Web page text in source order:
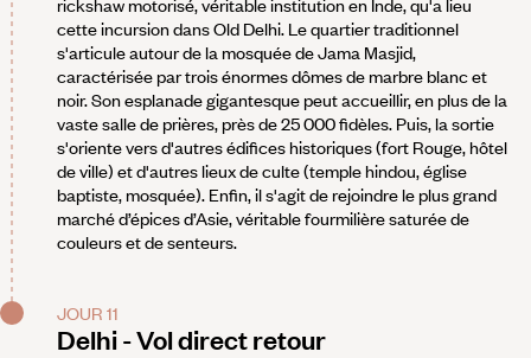
cette incursion dans Old Delhi. Le quartier traditionnel
s'articule autour de la mosquée de Jama Masjid,
caractérisée par trois énormes dômes de marbre blanc et
noir. Son esplanade gigantesque peut accueillir, en plus de la
vaste salle de prières, près de 25 000 fidèles. Puis, la sortie
s'oriente vers d'autres édifices historiques (fort Rouge, hôtel
de ville) et d'autres lieux de culte (temple hindou, église
baptiste, mosquée). Enfin, il s'agit de rejoindre le plus grand
marché d’épices d’Asie, véritable fourmilière saturée de
couleurs et de senteurs.
JOUR 11
Delhi - Vol direct retour